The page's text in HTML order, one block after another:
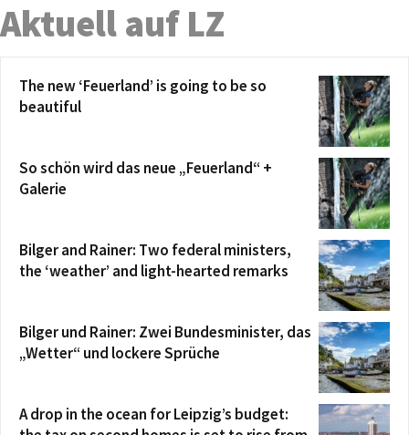
Aktuell auf LZ
The new ‘Feuerland’ is going to be so
beautiful
So schön wird das neue „Feuerland“ +
Galerie
Bilger and Rainer: Two federal ministers,
the ‘weather’ and light-hearted remarks
Bilger und Rainer: Zwei Bundesminister, das
„Wetter“ und lockere Sprüche
A drop in the ocean for Leipzig’s budget: